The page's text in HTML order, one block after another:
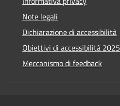
Note legali
Dichiarazione di accessibilità
Obiettivi di accessibilità 2025
Meccanismo di feedback